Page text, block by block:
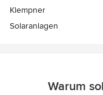
Klempner
Solaranlagen
Warum